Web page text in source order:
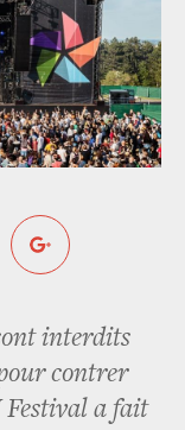
interdits
contrer
Festival a fait